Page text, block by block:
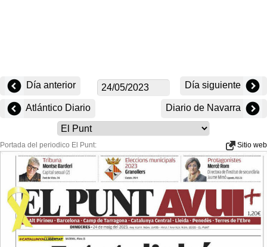
Día anterior Día siguiente
Atlántico Diario Diario de Navarra
Portada del periodico El Punt: Sitio web